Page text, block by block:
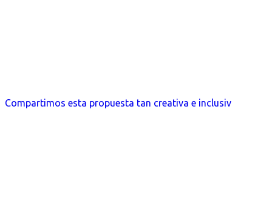
Compartimos esta propuesta tan creativa e inclusiv